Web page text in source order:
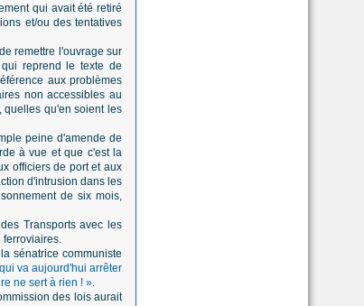
qui avait été retiré
et/ou des tentatives
remettre l'ouvrage sur
reprend le texte de
aux problèmes
non accessibles au
quelles qu'en soient les
peine d'amende de
à vue et que c'est la
officiers de port et aux
d'intrusion dans les
de six mois,
Transports avec les
ferroviaires.
sénatrice communiste
va aujourd'hui arrêter
ne sert à rien ! ».
des lois aurait